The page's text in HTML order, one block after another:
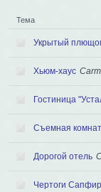
Тема
Укрытый
Хьюм-хаус
Гостиница
Съемная
Дорогой отель
Чертоги